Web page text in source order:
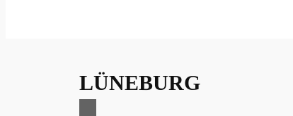
LÜNEBURG